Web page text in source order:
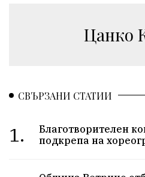
Цанко
СВЪРЗАНИ СТАТИИ
1.
Благотворителен
подкрепа на